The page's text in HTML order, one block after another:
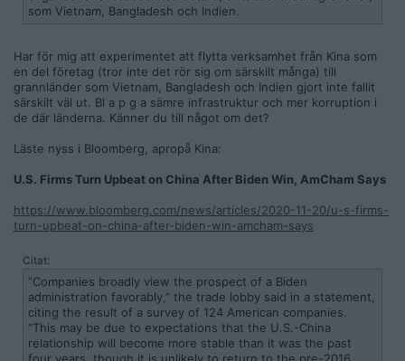
som Vietnam, Bangladesh och Indien.
Har för mig att experimentet att flytta verksamhet från Kina som
en del företag (tror inte det rör sig om särskilt många) till
grannländer som Vietnam, Bangladesh och Indien gjort inte fallit
särskilt väl ut. Bl a p g a sämre infrastruktur och mer korruption i
de där länderna. Känner du till något om det?
Läste nyss i Bloomberg, apropå Kina:
U.S. Firms Turn Upbeat on China After Biden Win, AmCham Says
https://www.bloomberg.com/news/articles/2020-11-20/u-s-firms-
turn-upbeat-on-china-after-biden-win-amcham-says
Citat:
“Companies broadly view the prospect of a Biden
administration favorably,” the trade lobby said in a statement,
citing the result of a survey of 124 American companies.
“This may be due to expectations that the U.S.-China
relationship will become more stable than it was the past